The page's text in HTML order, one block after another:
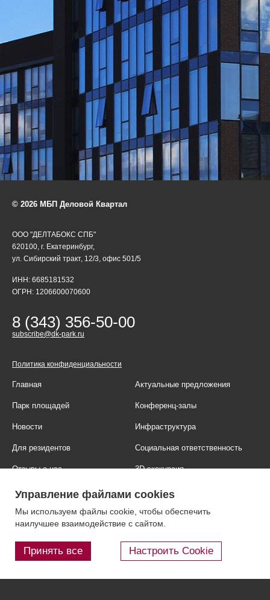
© 2026 МБП Деловой Квартал
ООО "ДЕЛТАБОКС СПБ"
620100, г. Екатеринбург,
ул. Сибирский тракт, 12/3, офис 501/5
ИНН: 6685181532
ОГРН: 1206600070600
8 (343) 356-50-00
subscribe@dk-park.ru
Политика конфиденциальности
Главная Актуальные предложения
Парк площадей Конференц-залы
Новости Инфраструктура
Для резидентов Социальная ответственность
Отзывы о нас 3D-экскурсия
Фотогалерея Правовая информация
Контакты Блог
Управление файлами cookies
Мы используем файлы cookie, чтобы обеспечить
наилучшее взаимодействие с сайтом.
Принять все Настроить Cookie